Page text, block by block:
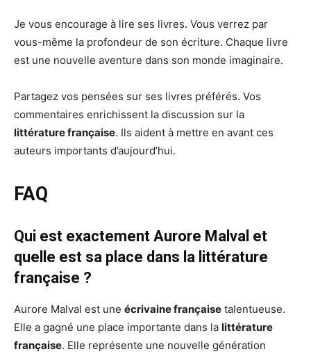
Je vous encourage à lire ses livres. Vous verrez par
vous-même la profondeur de son écriture. Chaque livre
est une nouvelle aventure dans son monde imaginaire.
Partagez vos pensées sur ses livres préférés. Vos
commentaires enrichissent la discussion sur la
littérature française. Ils aident à mettre en avant ces
auteurs importants d’aujourd’hui.
FAQ
Qui est exactement Aurore Malval et
quelle est sa place dans la littérature
française ?
Aurore Malval est une écrivaine française talentueuse.
Elle a gagné une place importante dans la littérature
française. Elle représente une nouvelle génération